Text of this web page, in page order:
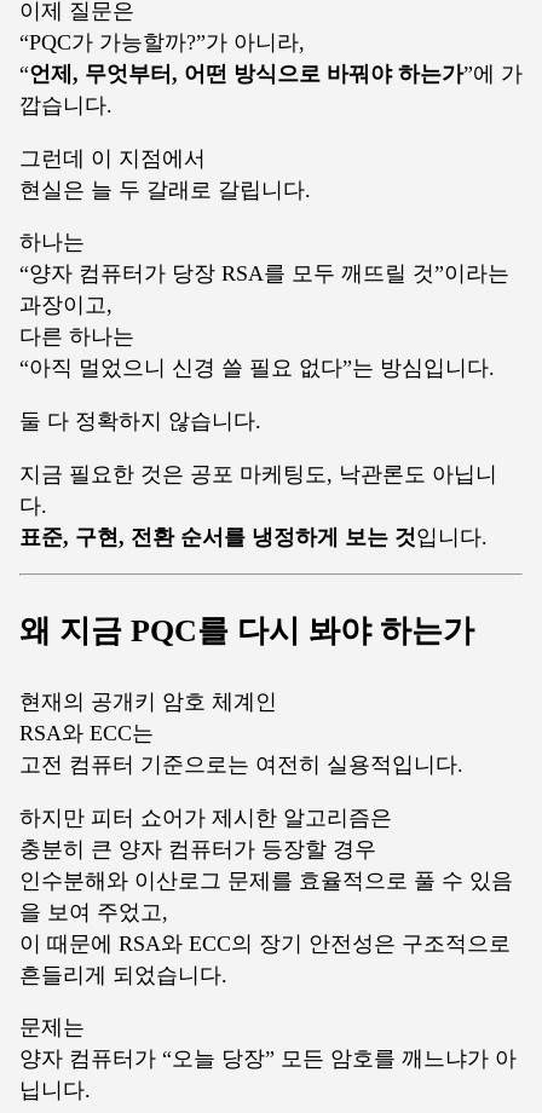
이제 질문은
“PQC가 가능할까?”가 아니라,
“언제, 무엇부터, 어떤 방식으로 바꿔야 하는가”에 가
깝습니다.
그런데 이 지점에서
현실은 늘 두 갈래로 갈립니다.
하나는
“양자 컴퓨터가 당장 RSA를 모두 깨뜨릴 것”이라는
과장이고,
다른 하나는
“아직 멀었으니 신경 쓸 필요 없다”는 방심입니다.
둘 다 정확하지 않습니다.
지금 필요한 것은 공포 마케팅도, 낙관론도 아닙니
다.
표준, 구현, 전환 순서를 냉정하게 보는 것입니다.
왜 지금 PQC를 다시 봐야 하는가
현재의 공개키 암호 체계인
RSA와 ECC는
고전 컴퓨터 기준으로는 여전히 실용적입니다.
하지만 피터 쇼어가 제시한 알고리즘은
충분히 큰 양자 컴퓨터가 등장할 경우
인수분해와 이산로그 문제를 효율적으로 풀 수 있음
을 보여 주었고,
이 때문에 RSA와 ECC의 장기 안전성은 구조적으로
흔들리게 되었습니다.
문제는
양자 컴퓨터가 “오늘 당장” 모든 암호를 깨느냐가 아
닙니다.